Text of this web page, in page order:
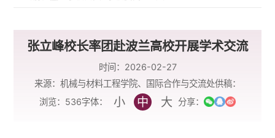
张立峰校长率团赴波兰高校开展学术交流
时间：2026-02-27
来源：机械与材料工程学院、国际合作与交流处供稿：
浏览： 536字体： 小 中 大 分享：